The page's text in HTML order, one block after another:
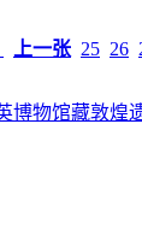
上一张 25 26